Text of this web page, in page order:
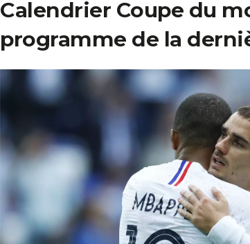
Calendrier Coupe du
programme de la